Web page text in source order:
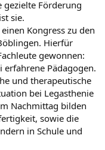
gezielte Förderung
sie.
Kongress zu den
Hierfür
gewonnen:
Pädagogen.
und therapeutische
bei Legasthenie
Nachmittag bilden
sowie die
in Schule und